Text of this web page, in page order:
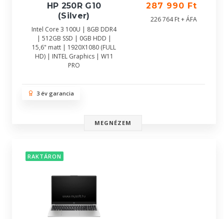
HP 250R G10
(Silver)
Intel Core 3 100U | 8GB DDR4
| 512GB SSD | 0GB HDD |
15,6" matt | 1920X1080 (FULL
HD) | INTEL Graphics | W11
PRO
287 990 Ft
226 764 Ft + ÁFA
3 év garancia
MEGNÉZEM
RAKTÁRON